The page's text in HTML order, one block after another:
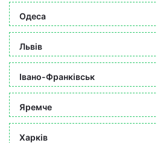
Одеса
Львів
Івано-Франківськ
Яремче
Харків